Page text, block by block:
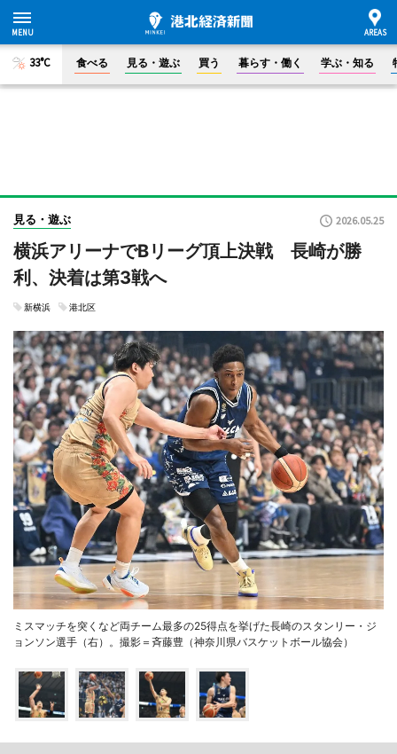
33°C 食べる 見る・遊ぶ 買う 暮らす・働く 学ぶ・知る
見る・遊ぶ 2026.05.25
横浜アリーナでBリーグ頂上決戦 長崎が勝
利、決着は第3戦へ
新横浜 港北区
ミスマッチを突くなど両チーム最多の25得点を挙げた長崎のスタンリー・ジ
ョンソン選手（右）。撮影＝斉藤豊（神奈川県バスケットボール協会）